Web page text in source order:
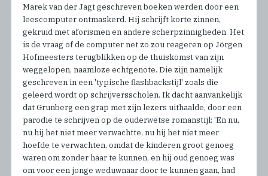
Marek van der Jagt geschreven boeken werden door een
leescomputer ontmaskerd. Hij schrijft korte zinnen,
gekruid met aforismen en andere scherpzinnigheden. Het
is de vraag of de computer net zo zou reageren op Jörgen
Hofmeesters terugblikken op de thuiskomst van zijn
weggelopen, naamloze echtgenote. Die zijn namelijk
geschreven in een 'typische flashbackstijl' zoals die
geleerd wordt op schrijversscholen. Ik dacht aanvankelijk
dat Grunberg een grap met zijn lezers uithaalde, door een
parodie te schrijven op de ouderwetse romanstijl: 'En nu,
nu hij het niet meer verwachtte, nu hij het niet meer
hoefde te verwachten, omdat de kinderen groot genoeg
waren om zonder haar te kunnen, en hij oud genoeg was
om voor een jonge weduwnaar door te kunnen gaan, had